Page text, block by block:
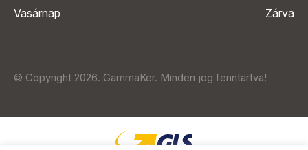
Vasárnap
Zárva
© Copyright 2026. GammaKer. Minden jog fenntartva!